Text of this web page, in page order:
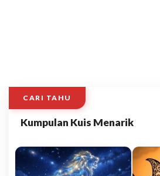
CARI TAHU
Kumpulan Kuis Menarik